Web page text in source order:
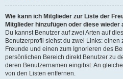
Wie kann ich Mitglieder zur Liste der
Mitglieder hinzufügen oder diese
Du kannst Benutzer auf zwei Arten auf
Benutzerprofil siehst du zwei Links:
Freunde und einen zum Ignorieren des
persönlichen Bereich direkt Benutzer zu
deren Benutzernamen eingibst. An
von den Listen entfernen.